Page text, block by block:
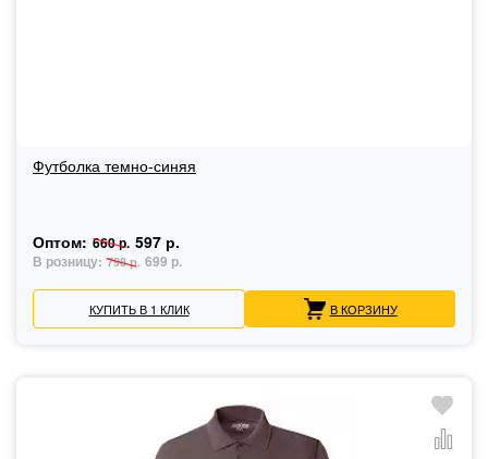
Футболка темно-синяя
Оптом: 660 р. 597 р.
В розницу: 798 р. 699 р.
КУПИТЬ В 1 КЛИК В КОРЗИНУ